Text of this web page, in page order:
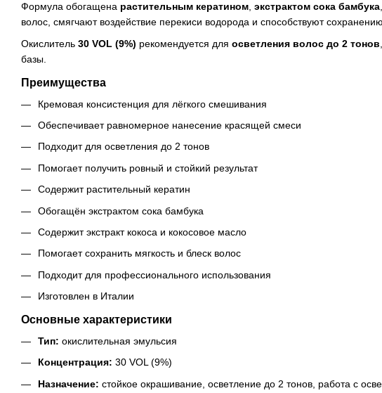
Формула обогащена растительным кератином экстрактом сока бамбука
волос, смягчают воздействие перекиси водорода и способствуют
Окислитель 30 VOL (9%) рекомендуется для осветления волос до 2 тонов
базы.
Преимущества
Кремовая консистенция для лёгкого смешивания
Обеспечивает равномерное нанесение красящей смеси
Подходит для осветления до 2 тонов
Помогает получить ровный и стойкий результат
Содержит растительный кератин
Обогащён экстрактом сока бамбука
Содержит экстракт кокоса и кокосовое масло
Помогает сохранить мягкость и блеск волос
Подходит для профессионального использования
Изготовлен в Италии
Основные характеристики
Тип: окислительная эмульсия
Концентрация: 30 VOL (9%)
Назначение: стойкое окрашивание, осветление до 2 тонов, работа с